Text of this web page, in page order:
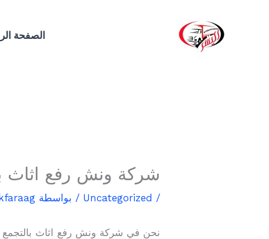
الصفحة
شركة ونش رفع اثاث بالتجمع
/
Uncategorized / بواسطة
نحن في شركة ونش رفع اثاث بالتجمع